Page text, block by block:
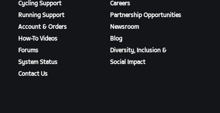
Cycling Support
Running Support
Account & Orders
How-To Videos
Forums
System Status
Contact Us
Careers
Partnership Opportunities
Newsroom
Blog
Diversity, Inclusion &
Social Impact